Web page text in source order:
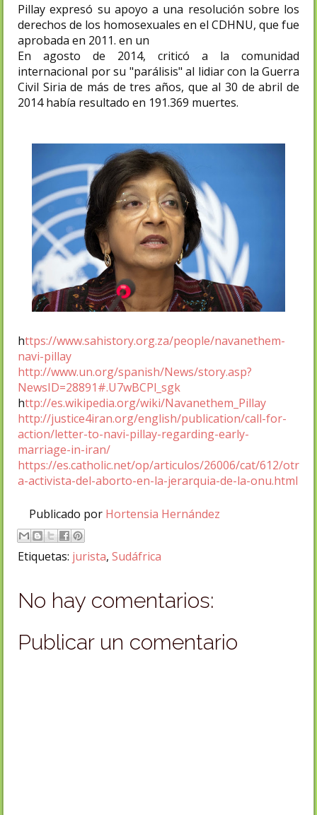
Pillay expresó su apoyo a una resolución sobre los
derechos de los homosexuales en el CDHNU, que fue
aprobada en 2011. en un
En agosto de 2014, criticó a la comunidad
internacional por su "parálisis" al lidiar con la Guerra
Civil Siria de más de tres años, que al 30 de abril de
2014 había resultado en 191.369 muertes.
https://www.sahistory.org.za/people/navanethem-
navi-pillay
http://www.un.org/spanish/News/story.asp?
NewsID=28891#.U7wBCPl_sgk
http://es.wikipedia.org/wiki/Navanethem_Pillay
http://justice4iran.org/english/publication/call-for-
action/letter-to-navi-pillay-regarding-early-
marriage-in-iran/
https://es.catholic.net/op/articulos/26006/cat/612/otr
a-activista-del-aborto-en-la-jerarquia-de-la-onu.html
Publicado por Hortensia Hernández
Etiquetas: jurista, Sudáfrica
No hay comentarios:
Publicar un comentario